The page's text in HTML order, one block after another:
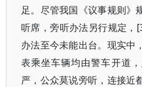
足。尽管我国《议事规则》
听席，旁听办法另行规定，
办法至今未能出台。现实中
表乘坐车辆均由警车开道
严，公众莫说旁听，连接近